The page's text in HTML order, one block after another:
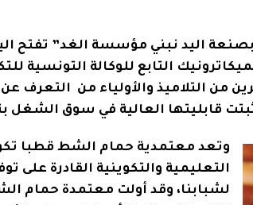
التابع للوكالة التونسية
من التلاميذ والأولياء من
ثبتت قابليتها العالية في سوق الشغل
وتعد معتمدية حمام الشط قطبا
التعليمية والتكوينية القادرة
لشبابنا، وقد أولت معتمدة حمام